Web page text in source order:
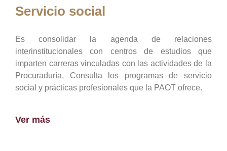
Servicio social
Es consolidar la agenda de relaciones
interinstitucionales con centros de estudios que
imparten carreras vinculadas con las actividades de la
Procuraduría, Consulta los programas de servicio
social y prácticas profesionales que la PAOT ofrece.
Ver más